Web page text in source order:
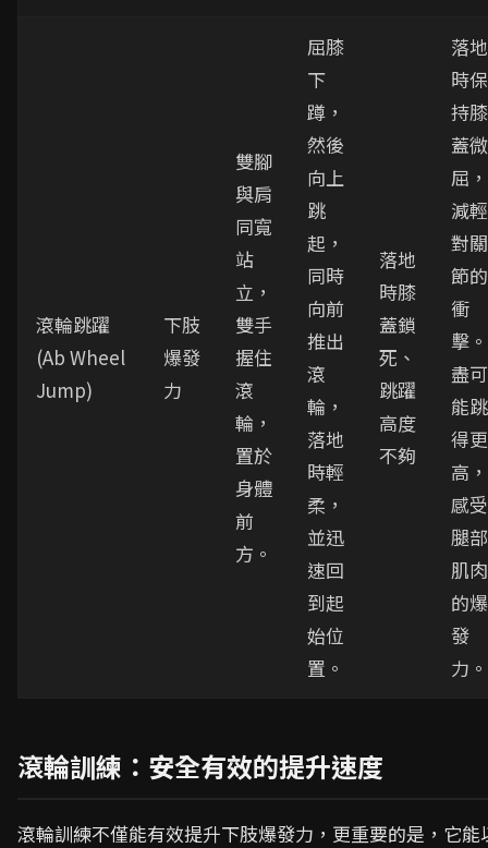
滾輪跳躍
(Ab Wheel
Jump)
下肢
爆發
力
雙腳
與肩
同寬
站
立，
雙手
握住
滾
輪，
置於
身體
前
方。
屈膝
下
蹲，
然後
向上
跳
起，
同時
向前
推出
滾
輪，
落地
時輕
柔，
並迅
速回
到起
始位
置。
落地
時膝
蓋鎖
死、
跳躍
高度
不夠
落地
時保
持膝
蓋微
屈，
減輕
對關
節的
衝
擊。
盡可
能跳
得更
高，
感受
腿部
肌肉
的爆
發
力。
滾輪訓練：安全有效的提升速度
滾輪訓練不僅能有效提升下肢爆發力，更重要的是，它能